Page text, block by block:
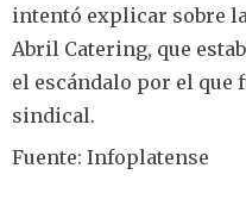
intentó explicar sobre
Abril Catering, que
el escándalo por el que
sindical.
Fuente: Infoplatense